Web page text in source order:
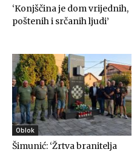
‘Konjščina je dom vrijednih,
poštenih i srčanih ljudi’
Oblok
Šimunić: ‘Žrtva branitelja